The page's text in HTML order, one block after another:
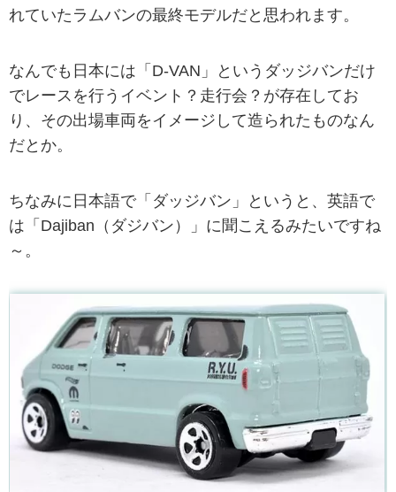
れていたラムバンの最終モデルだと思われます。
なんでも日本には「D-VAN」というダッジバンだけ
でレースを行うイベント？走行会？が存在してお
り、その出場車両をイメージして造られたものなん
だとか。
ちなみに日本語で「ダッジバン」というと、英語で
は「Dajiban（ダジバン）」に聞こえるみたいですね
～。